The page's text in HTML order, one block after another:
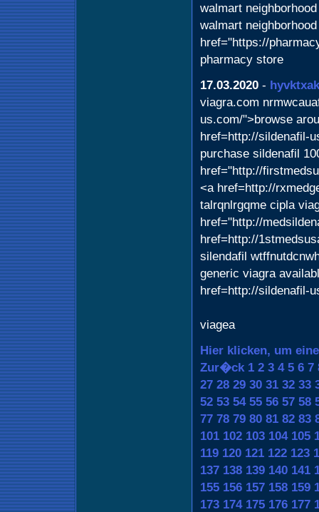
walmart
walmart
href="https://
pharmacy store
17.03.2020 -
viagra.com
us.com/">browse
href=http://sildenafil-
purchase sildenafil
href="http://
<a href=http://
talrqnlrgqme cipla
href="http://
href=http://
silendafil
generic viagra
href=http://sildenafil-
viagea
Hier klicken, um
Zur�ck 1 2 3 4 5 6 7
27 28 29 30 31 32 33
52 53 54 55 56 57 58
77 78 79 80 81 82 83
101 102 103 104 105
119 120 121 122 123
137 138 139 140 141
155 156 157 158 159
173 174 175 176 177